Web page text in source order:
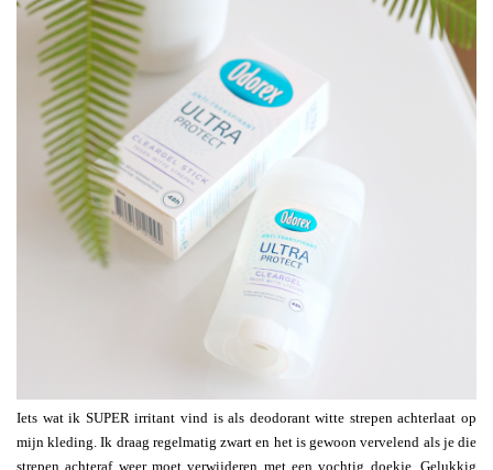
Iets wat ik SUPER irritant vind is als deodorant witte strepen achterlaat op
mijn kleding. Ik draag regelmatig zwart en het is gewoon vervelend als je die
strepen achteraf weer moet verwijderen met een vochtig doekje. Gelukkig